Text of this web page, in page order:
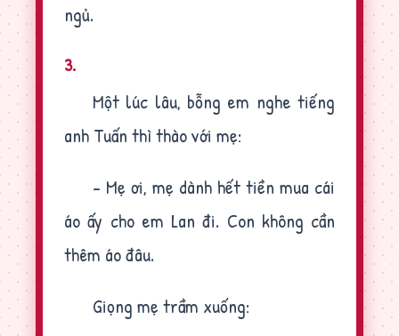
ngủ.
3.
Một lúc lâu, bỗng em nghe tiếng
anh Tuấn thì thào với mẹ:
- Mẹ ơi, mẹ dành hết tiền mua cái
áo ấy cho em Lan đi. Con không cần
thêm áo đâu.
Giọng mẹ trầm xuống: